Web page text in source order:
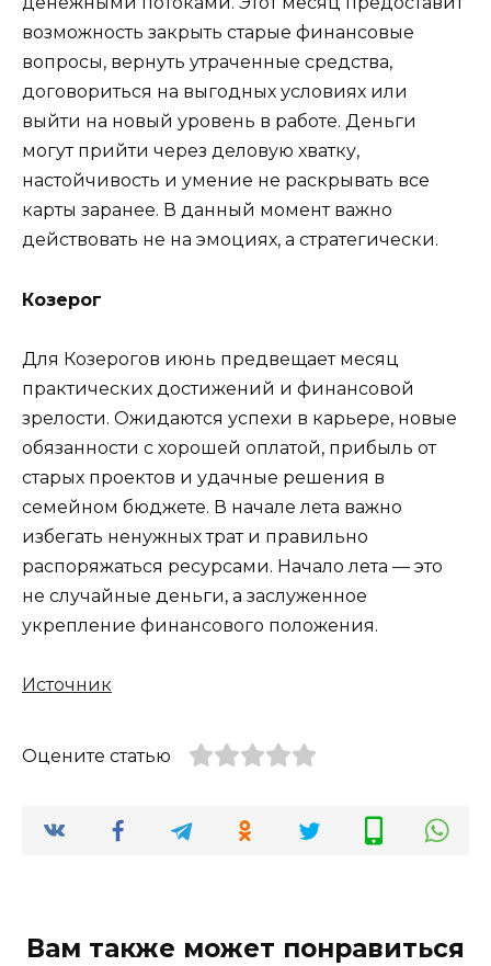
возможность закрыть старые финансовые
вопросы, вернуть утраченные средства,
договориться на выгодных условиях или
выйти на новый уровень в работе. Деньги
могут прийти через деловую хватку,
настойчивость и умение не раскрывать все
карты заранее. В данный момент важно
действовать не на эмоциях, а стратегически.
Козерог
Для Козерогов июнь предвещает месяц
практических достижений и финансовой
зрелости. Ожидаются успехи в карьере, новые
обязанности с хорошей оплатой, прибыль от
старых проектов и удачные решения в
семейном бюджете. В начале лета важно
избегать ненужных трат и правильно
распоряжаться ресурсами. Начало лета — это
не случайные деньги, а заслуженное
укрепление финансового положения.
Источник
Оцените статью
Вам также может понравиться